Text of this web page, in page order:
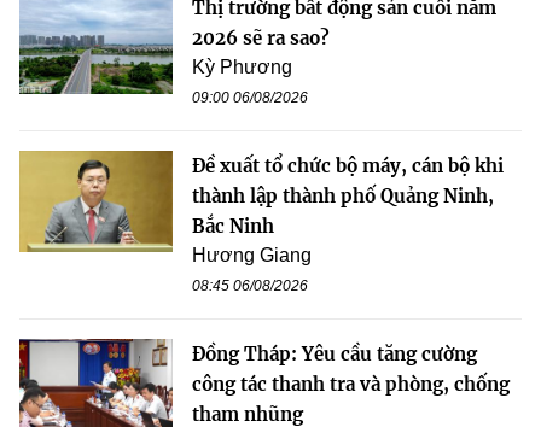
Thị trường bất động sản cuối năm
2026 sẽ ra sao?
Kỳ Phương
09:00 06/08/2026
Đề xuất tổ chức bộ máy, cán bộ khi
thành lập thành phố Quảng Ninh,
Bắc Ninh
Hương Giang
08:45 06/08/2026
Đồng Tháp: Yêu cầu tăng cường
công tác thanh tra và phòng, chống
tham nhũng